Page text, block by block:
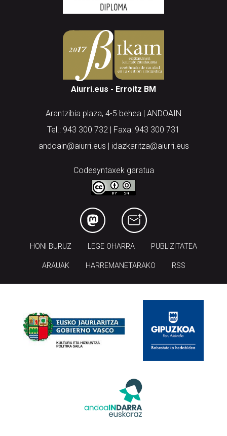
Aiurri.eus - Erroitz BM
Arantzibia plaza, 4-5 behea | ANDOAIN
Tel.: 943 300 732 | Faxa: 943 300 731
andoain@aiurri.eus | idazkaritza@aiurri.eus
Codesyntaxek garatua
HONI BURUZ LEGE OHARRA PUBLIZITATEA
ARAUAK HARREMANETARAKO RSS